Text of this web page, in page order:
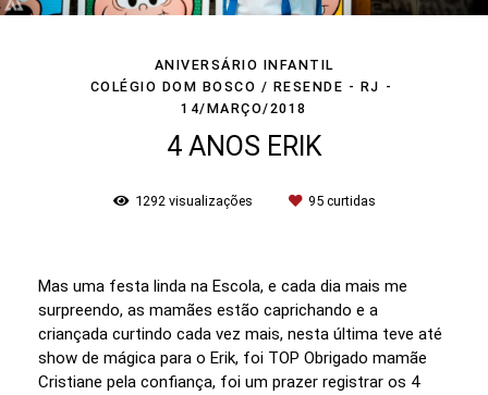
ANIVERSÁRIO INFANTIL
COLÉGIO DOM BOSCO / RESENDE - RJ
14/MARÇO/2018
4 ANOS ERIK
1292visualizações 95curtidas
Mas uma festa linda na Escola, e cada dia mais me
surpreendo, as mamães estão caprichando e a
criançada curtindo cada vez mais, nesta última teve até
show de mágica para o Erik, foi TOP Obrigado mamãe
Cristiane pela confiança, foi um prazer registrar os 4